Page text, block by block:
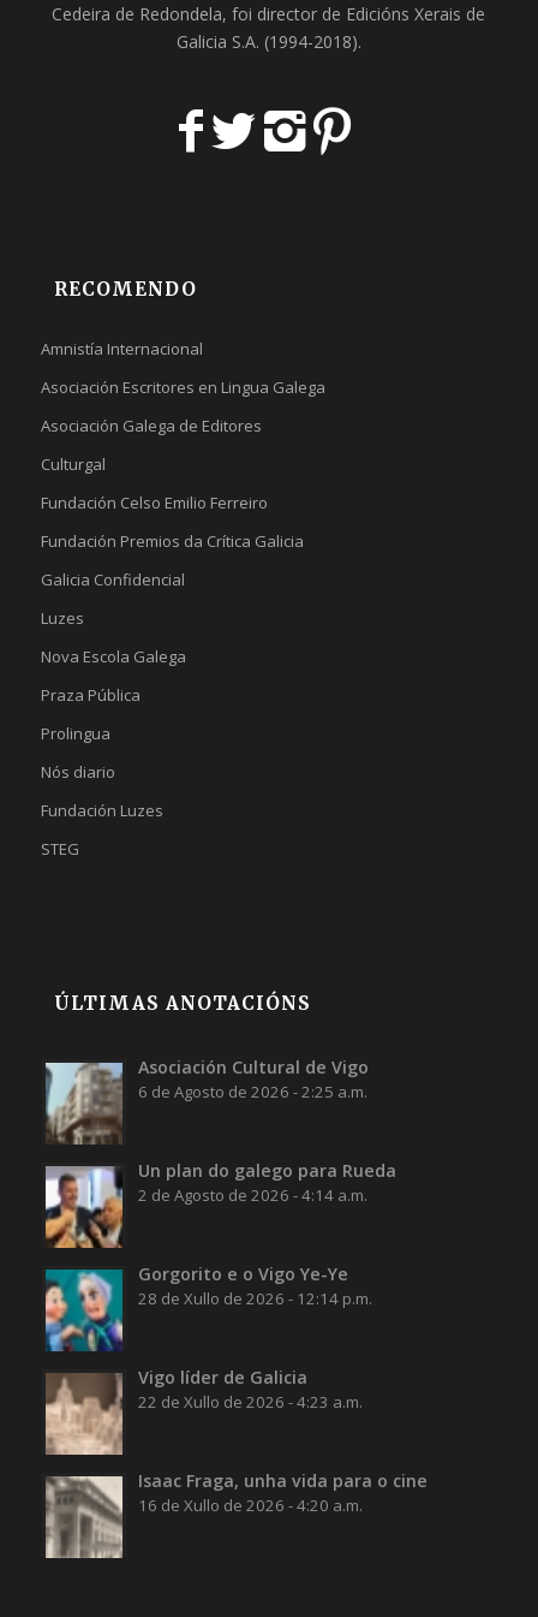
Cedeira de Redondela, foi director de Edicións Xerais de
Galicia S.A. (1994-2018).
RECOMENDO
Amnistía Internacional
Asociación Escritores en Lingua Galega
Asociación Galega de Editores
Culturgal
Fundación Celso Emilio Ferreiro
Fundación Premios da Crítica Galicia
Galicia Confidencial
Luzes
Nova Escola Galega
Praza Pública
Prolingua
Nós diario
Fundación Luzes
STEG
ÚLTIMAS ANOTACIÓNS
Asociación Cultural de Vigo
6 de Agosto de 2026 - 2:25 a.m.
Un plan do galego para Rueda
2 de Agosto de 2026 - 4:14 a.m.
Gorgorito e o Vigo Ye-Ye
28 de Xullo de 2026 - 12:14 p.m.
Vigo líder de Galicia
22 de Xullo de 2026 - 4:23 a.m.
Isaac Fraga, unha vida para o cine
16 de Xullo de 2026 - 4:20 a.m.